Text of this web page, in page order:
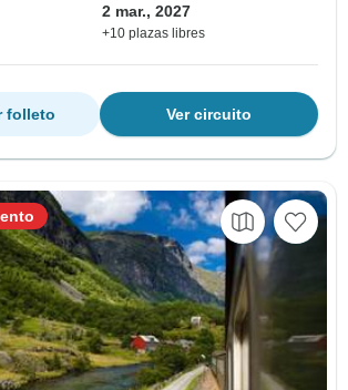
2 mar., 2027
+10 plazas libres
Ver circuito
folleto